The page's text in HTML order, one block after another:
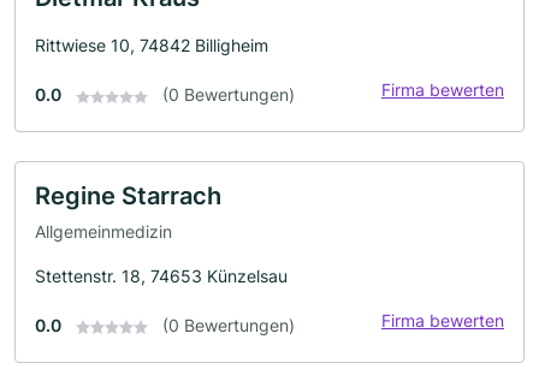
Rittwiese 10, 74842 Billigheim
0.0 (0 Bewertungen) Firma bewerten
Regine Starrach
Allgemeinmedizin
Stettenstr. 18, 74653 Künzelsau
0.0 (0 Bewertungen) Firma bewerten